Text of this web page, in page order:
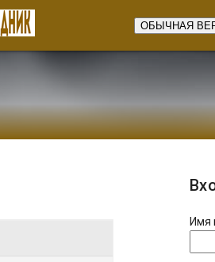
ОБЫЧНАЯ
Имя